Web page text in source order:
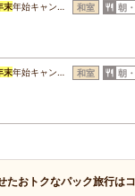
末年始キャン… 和室 朝
末年始キャン… 和室 朝
たおトクなパック旅行は